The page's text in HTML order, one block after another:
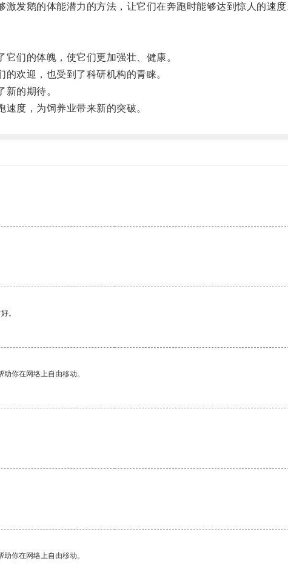
鹅的体能潜力的方法，让它们在奔跑时能够达到惊人的速度
们的体魄，使它们更加强壮、健康。
欢迎，也受到了科研机构的青睐。
的期待。
度，为饲养业带来新的突破。
。
你在网络上自由移动。
你在网络上自由移动。